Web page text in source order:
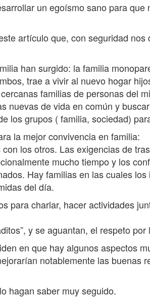
un egoísmo sano para
artículo que, con seguridad
han surgido: la familia
trae a vivir al nuevo hogar
familias de personas del
nuevas de vida en común y
los grupos ( familia, sociedad)
la mejor convivencia en familia:
los otros. Las exigencias de
mucho tiempo y los
Hay familias en las cuales
del día.
para charlar, hacer actividades
y se aguantan, el respeto
en que hay algunos aspectos
notablemente las buenas
hagan saber muy seguido.